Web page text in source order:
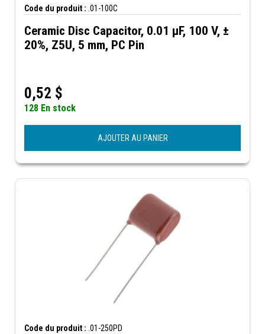
Code du produit : .01-100C
Ceramic Disc Capacitor, 0.01 µF, 100 V, ±
20%, Z5U, 5 mm, PC Pin
0,52 $
128 En stock
AJOUTER AU PANIER
Code du produit : .01-250PD